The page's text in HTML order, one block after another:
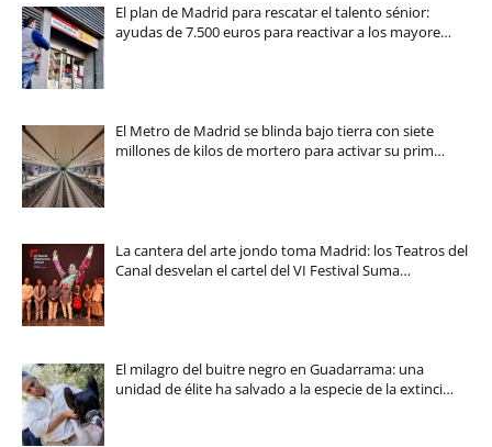
El plan de Madrid para rescatar el talento sénior:
ayudas de 7.500 euros para reactivar a los mayore…
El Metro de Madrid se blinda bajo tierra con siete
millones de kilos de mortero para activar su prim…
La cantera del arte jondo toma Madrid: los Teatros del
Canal desvelan el cartel del VI Festival Suma…
El milagro del buitre negro en Guadarrama: una
unidad de élite ha salvado a la especie de la extinci…